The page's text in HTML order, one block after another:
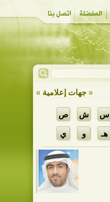
« جهات إعلامية »
س ش ص
هـ و ي